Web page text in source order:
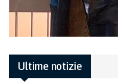
Ultime notizie